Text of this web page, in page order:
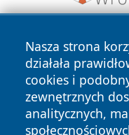
Nasza strona
działała
cookies i
zewnętrznych
analitycznych,
Copyright © 2026